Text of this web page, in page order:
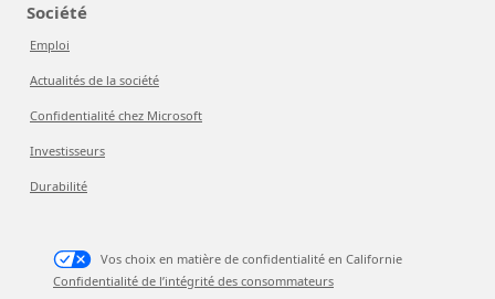
Société
Emploi
Actualités de la société
Confidentialité chez Microsoft
Investisseurs
Durabilité
Vos choix en matière de confidentialité en Californie
Confidentialité de l’intégrité des consommateurs